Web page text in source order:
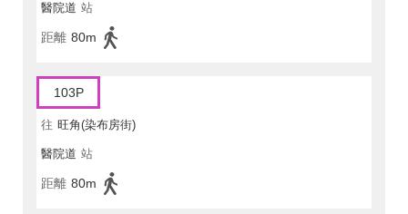
醫院道 站
距離 80m
103P
往 旺角(染布房街)
醫院道 站
距離 80m